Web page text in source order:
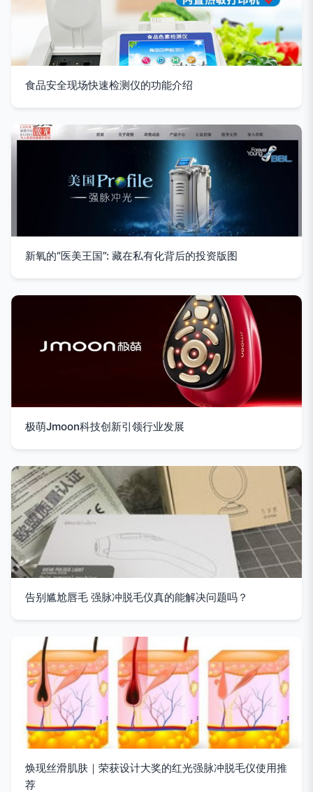
食品安全现场快速检测仪的功能介绍
新氧的“医美王国”: 藏在私有化背后的投资版图
极萌Jmoon科技创新引领行业发展
告别尴尬唇毛 强脉冲脱毛仪真的能解决问题吗？
焕现丝滑肌肤｜荣获设计大奖的红光强脉冲脱毛仪使用推
荐